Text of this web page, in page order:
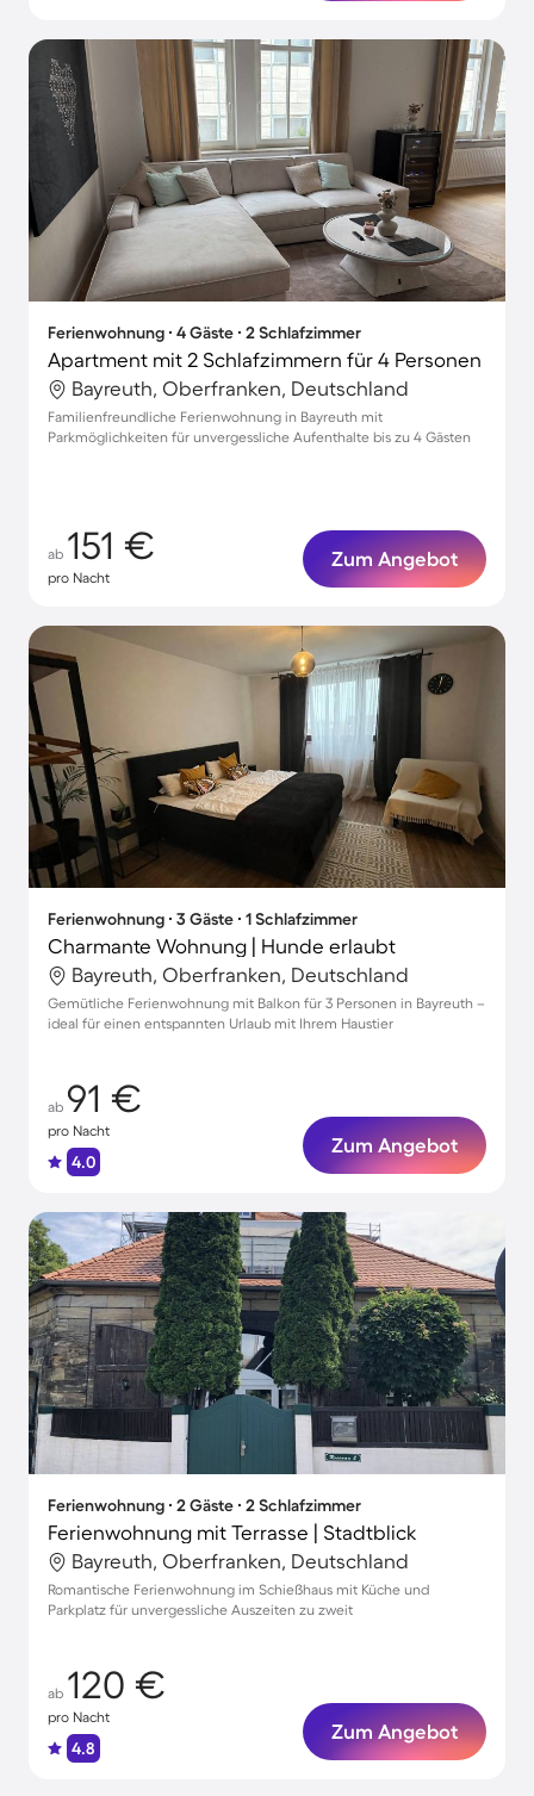
Ferienwohnung ∙ 4 Gäste ∙ 2 Schlafzimmer
Apartment mit 2 Schlafzimmern für 4 Personen
Bayreuth, Oberfranken, Deutschland
Familienfreundliche Ferienwohnung in Bayreuth mit
Parkmöglichkeiten für unvergessliche Aufenthalte bis zu 4 Gästen
ab 151 €
pro Nacht
Zum Angebot
Ferienwohnung ∙ 3 Gäste ∙ 1 Schlafzimmer
Charmante Wohnung | Hunde erlaubt
Bayreuth, Oberfranken, Deutschland
Gemütliche Ferienwohnung mit Balkon für 3 Personen in Bayreuth –
ideal für einen entspannten Urlaub mit Ihrem Haustier
ab 91 €
pro Nacht
4.0
Zum Angebot
Ferienwohnung ∙ 2 Gäste ∙ 2 Schlafzimmer
Ferienwohnung mit Terrasse | Stadtblick
Bayreuth, Oberfranken, Deutschland
Romantische Ferienwohnung im Schießhaus mit Küche und
Parkplatz für unvergessliche Auszeiten zu zweit
ab 120 €
pro Nacht
4.8
Zum Angebot